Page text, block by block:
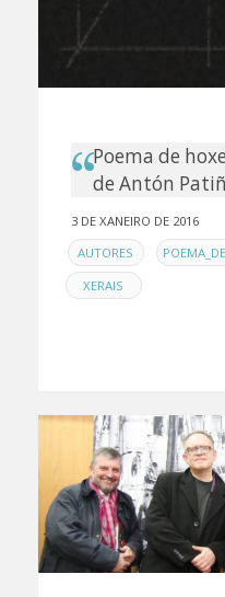
Poema de
de Antón
3 DE XANEIRO DE 2016
ENAUTORES ,
XERAIS